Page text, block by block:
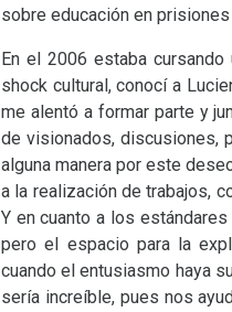
sobre educación en
En el 2006 estaba
shock cultural, conocí a
me alentó a formar parte y
de visionados, discusiones,
alguna manera por este
a la realización de trabajos,
Y en cuanto a los
pero el espacio para la
cuando el entusiasmo haya
sería increíble, pues nos